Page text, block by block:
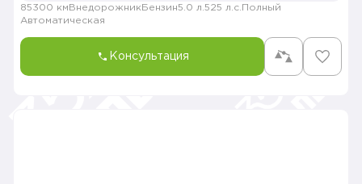
85300 км Внедорожник Бензин5.0 л. 525 л.с. Полный
Автоматическая
Консультация